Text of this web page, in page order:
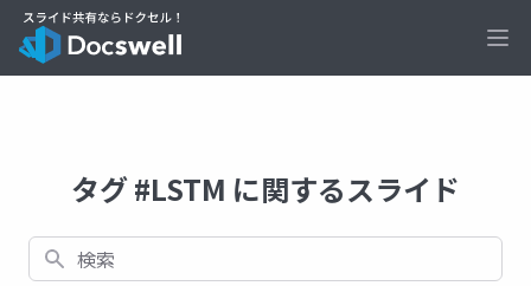
タグ #LSTM に関するスライド
検索